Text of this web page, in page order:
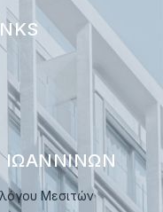
ΙΩΑΝΝΊΝΩΝ
Μεσιτών